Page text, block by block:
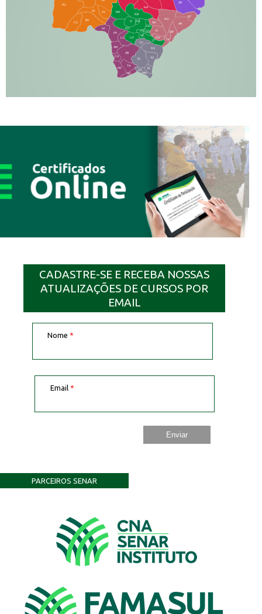
SR
BT
AR
NA
TA
NH
JT
RB
MA
IT
DR
DO
CP
JU
NV
IQ
EL
JD
PO
BV
CC
PP
AJ
LC
AM
AB
JP
CS
PR
TA
SQ
IG
MN
NO
BP
GL
AN
IV
FS
VC
GD
DE
CADASTRE-SE E RECEBA NOSSAS
ATUALIZAÇÕES DE CURSOS POR
EMAIL
Nome *
Email *
PARCEIROS SENAR